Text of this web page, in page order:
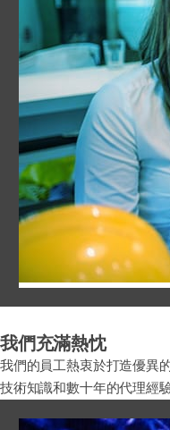
我們充滿熱忱
我們的員工熱衷於打造優異
技術知識和數十年的代理經